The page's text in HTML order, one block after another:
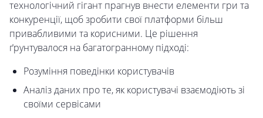
технологічний гігант прагнув внести елементи гри та
конкуренції, щоб зробити свої платформи більш
привабливими та корисними. Це рішення
ґрунтувалося на багатогранному підході:
Розуміння поведінки користувачів
Аналіз даних про те, як користувачі взаємодіють зі
своїми сервісами